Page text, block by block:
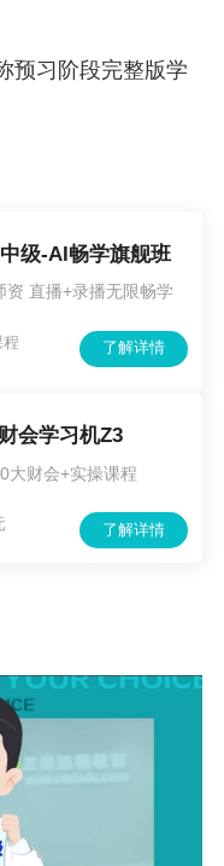
预习阶段完整版学
级-AI畅学旗舰班
资 直播+录播无限畅学
了解详情
程
会学习机Z3
大财会+实操课程
了解详情